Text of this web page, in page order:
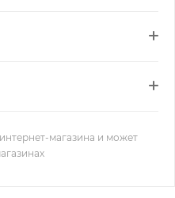
магазина и может